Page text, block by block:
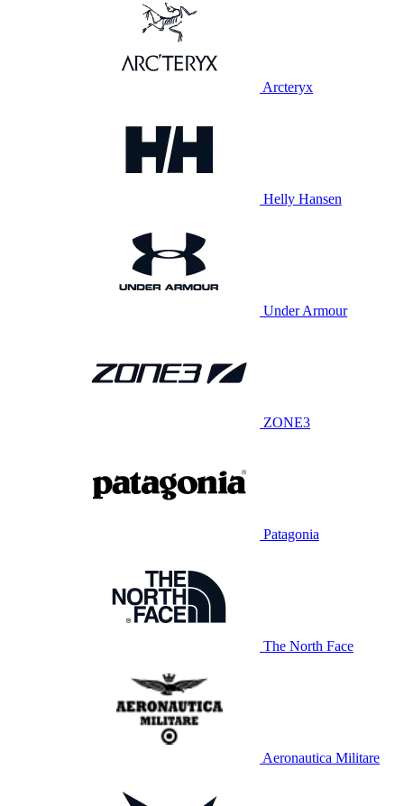
Arcteryx
Helly Hansen
Under Armour
ZONE3
Patagonia
The North Face
Aeronautica Militare